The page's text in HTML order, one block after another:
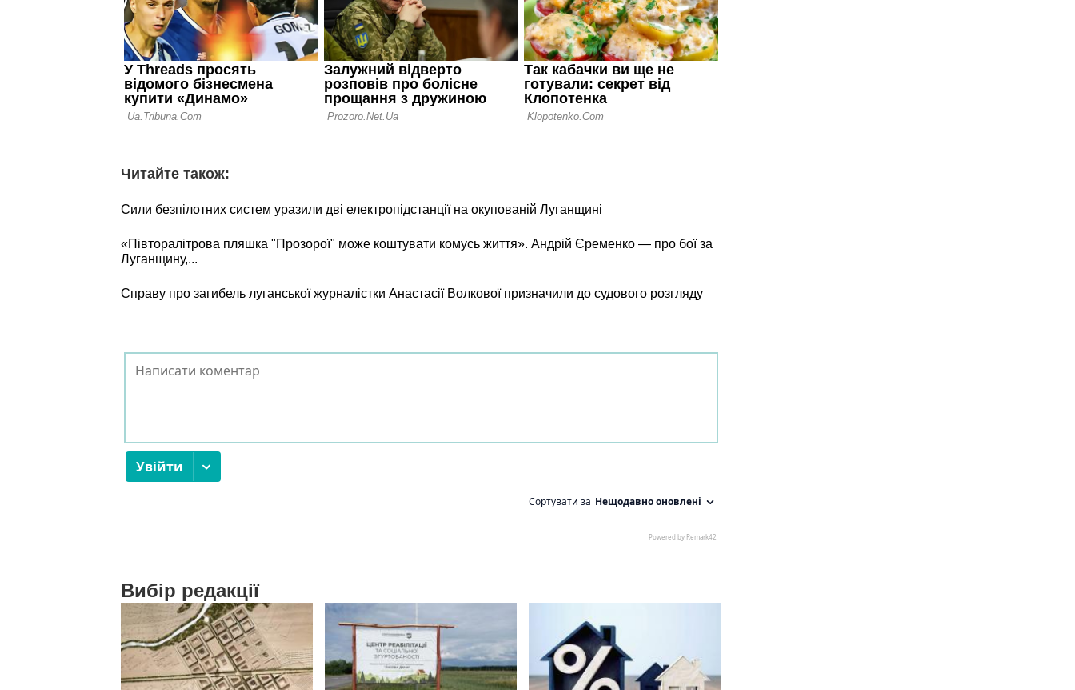
Читайте також:
Сили безпілотних систем уразили дві електропідстанції на окупованій Луганщині
«Півторалітрова пляшка "Прозорої" може коштувати комусь життя». Андрій Єременко — про бої за
Луганщину,...
Справу про загибель луганської журналістки Анастасії Волкової призначили до судового розгляду
Вибір редакції